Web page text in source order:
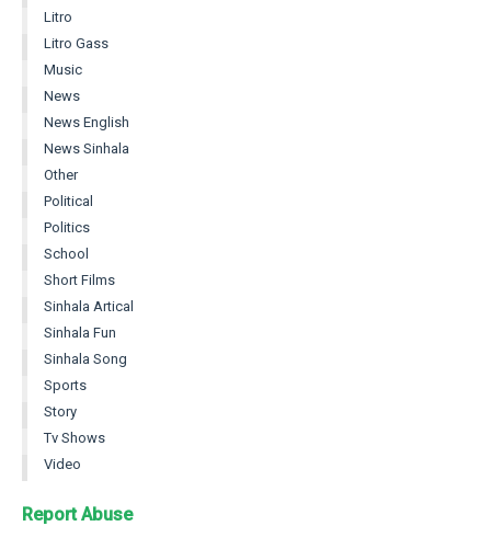
Litro
Litro Gass
Music
News
News English
News Sinhala
Other
Political
Politics
School
Short Films
Sinhala Artical
Sinhala Fun
Sinhala Song
Sports
Story
Tv Shows
Video
Report Abuse